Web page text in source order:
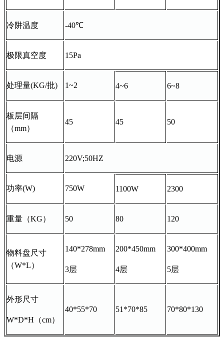
冷阱温度 -40℃
极限真空度 15Pa
处理量(KG/批) 1~2 4~6 6~8
板层间隔
（mm）
45 45 50
电源 220V;50HZ
功率(W) 750W 1100W 2300
重量（KG） 50 80 120
物料盘尺寸
（W*L）
140*278mm
3层
200*450mm
4层
300*400mm
5层
外形尺寸
W*D*H（cm）
40*55*70 51*70*85 70*80*130